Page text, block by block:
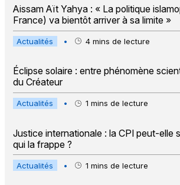
Aissam Aït Yahya : « La politique
France) va bientôt arriver à sa limite »
Actualités • 4 mins de lecture
Éclipse solaire : entre phénomène
du Créateur
Actualités • 1 mins de lecture
Justice internationale : la CPI peut-elle
qui la frappe ?
Actualités • 1 mins de lecture